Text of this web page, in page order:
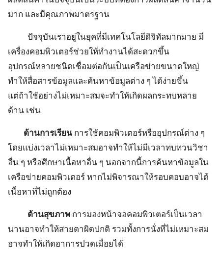
มาก และมีคุณภาพมาตรฐาน
ปัจจุบันเราอยู่ในยุคที่มีเทคโนโลยีดิจิทัลมากมาย มี
เครื่องคอมพิวเตอร์ช่วยให้ทำงานได้สะดวกขึ้น
อุปกรณ์หลายชนิดเชื่อมต่อกันเป็นเครือข่ายขนาดใหญ่
ทำให้สื่อสารข้อมูลและค้นหาข้อมูลต่าง ๆ ได้ง่ายขึ้น
แต่ถ้าใช้อย่างไม่เหมาะสมจะทำให้เกิดผลกระทบหลาย
ด้าน เช่น
ด้านการเรียน การใช้คอมพิวเตอร์หรืออุปกรณ์ต่าง ๆ
โดยแบ่งเวลาไม่เหมาะสมอาจทำให้ไม่มีเวลาทบทวนวิชา
อื่น ๆ หรือศึกษาเนื้อหาอื่น ๆ นอกจากนี้การค้นหาข้อมูลใน
เครือข่ายคอมพิวเตอร์ หากไม่พิจารณาให้รอบคอบอาจได้
เนื้อหาที่ไม่ถูกต้อง
ด้านสุขภาพ การมองหน้าจอคอมพิวเตอร์เป็นเวลา
นานอาจทำให้สายตาผิดปกติ รวมทั้งการนั่งที่ไม่เหมาะสม
อาจทำให้เกิดอาการปวดเมื่อยได้